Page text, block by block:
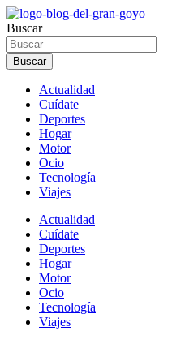
Ir
al
contenido
Buscar
Buscar
Actualidad
Cuídate
Deportes
Hogar
Motor
Ocio
Tecnología
Viajes
Actualidad
Cuídate
Deportes
Hogar
Motor
Ocio
Tecnología
Viajes